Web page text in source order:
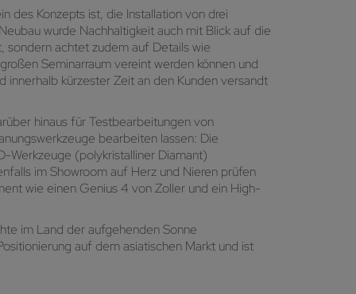
des Konzepts ist, die Installation von drei
wurde Nachhaltigkeit auch mit Blick auf die
sondern achtet zudem auf Details wie
Seminarraum vereint werden können und
kürzester Zeit an den Kunden versandt
hinaus für Testbearbeitungen von
bearbeiten lassen: Die
Werkzeuge (polykristalliner Diamant)
im Showroom auf Herz und Nieren prüfen
wie einen Genius 4 von Zoller und ein High-
im Land der aufgehenden Sonne
auf dem asiatischen Markt und ist